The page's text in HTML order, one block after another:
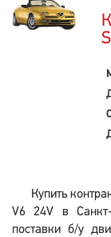
Купить
V6 24V в
поставки б/у